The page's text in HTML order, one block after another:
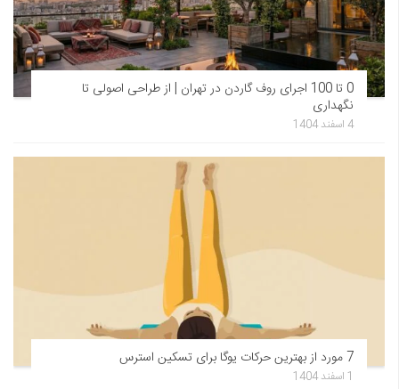
0 تا 100 اجرای روف گاردن در تهران | از طراحی اصولی تا
نگهداری
4 اسفند 1404
7 مورد از بهترین حرکات یوگا برای تسکین استرس
1 اسفند 1404